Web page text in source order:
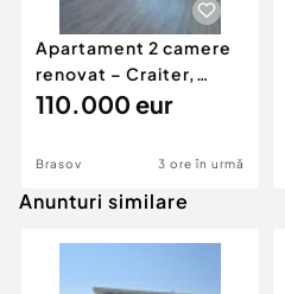
Apartament 2 camere
renovat – Craiter,
Brașov | 55 mp | E
110.000 eur
Brasov 3 ore în urmă
Anunturi similare